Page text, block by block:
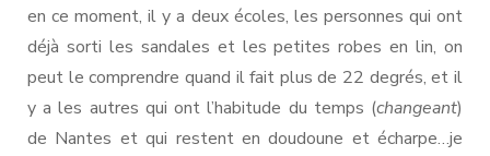
en ce moment, il y a deux écoles, les personnes qui ont
déjà sorti les sandales et les petites robes en lin, on
peut le comprendre quand il fait plus de 22 degrés, et il
y a les autres qui ont l’habitude du temps (changeant)
de Nantes et qui restent en doudoune et écharpe…je